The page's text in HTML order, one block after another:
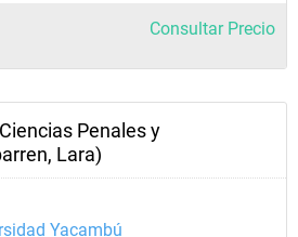
Consultar Precio
Penales y
Lara)
Yacambú